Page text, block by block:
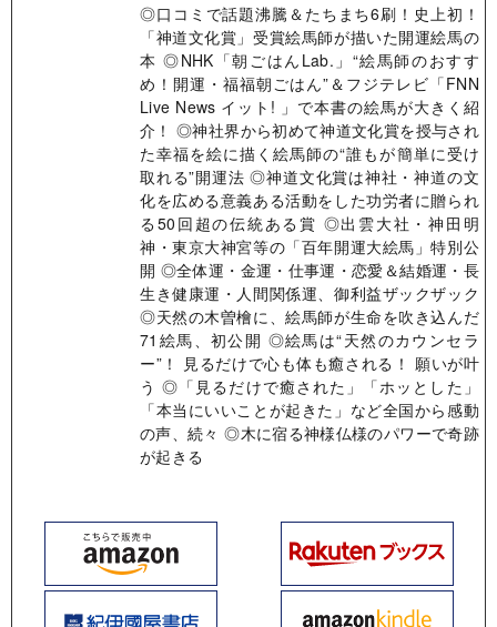
◎口コミで話題沸騰＆たちまち6刷！史上初！
「神道文化賞」受賞絵馬師が描いた開運絵馬の
本 ◎NHK「朝ごはんLab.」“絵馬師のおすす
め！開運・福福朝ごはん”＆フジテレビ「FNN
Live News イット! 」で本書の絵馬が大きく紹
介！ ◎神社界から初めて神道文化賞を授与され
た幸福を絵に描く絵馬師の“誰もが簡単に受け
取れる”開運法 ◎神道文化賞は神社・神道の文
化を広める意義ある活動をした功労者に贈られ
る50回超の伝統ある賞 ◎出雲大社・神田明
神・東京大神宮等の「百年開運大絵馬」特別公
開 ◎全体運・金運・仕事運・恋愛＆結婚運・長
生き健康運・人間関係運、御利益ザックザック
◎天然の木曽檜に、絵馬師が生命を吹き込んだ
71絵馬、初公開 ◎絵馬は“天然のカウンセラ
ー”！ 見るだけで心も体も癒される！ 願いが叶
う ◎「見るだけで癒された」「ホッとした」
「本当にいいことが起きた」など全国から感動
の声、続々 ◎木に宿る神様仏様のパワーで奇跡
が起きる